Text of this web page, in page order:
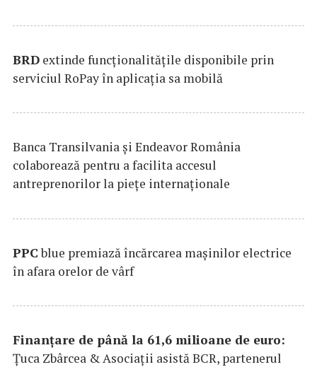
BRD extinde funcţionalităţile disponibile prin
serviciul RoPay în aplicaţia sa mobilă
Banca Transilvania şi Endeavor România
colaborează pentru a facilita accesul
antreprenorilor la pieţe internaţionale
PPCblue premiază încărcarea maşinilor electrice
în afara orelor de vârf
Finanțare de până la 61,6 milioane de euro:
Țuca Zbârcea & Asociații asistă BCR, partenerul